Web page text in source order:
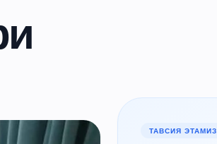
ТАВСИЯ ЭТАМИЗ